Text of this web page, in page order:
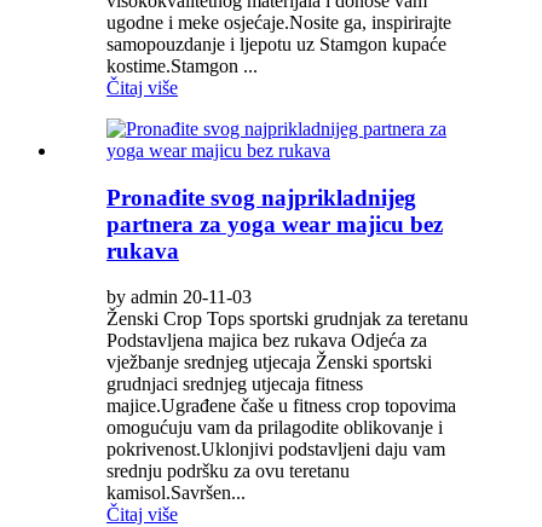
ugodne i meke osjećaje.Nosite ga, inspirirajte
samopouzdanje i ljepotu uz Stamgon kupaće
kostime.Stamgon ...
Čitaj više
Pronađite svog najprikladnijeg
partnera za yoga wear majicu bez
rukava
by admin 20-11-03
Ženski Crop Tops sportski grudnjak za teretanu
Podstavljena majica bez rukava Odjeća za
vježbanje srednjeg utjecaja Ženski sportski
grudnjaci srednjeg utjecaja fitness
majice.Ugrađene čaše u fitness crop topovima
omogućuju vam da prilagodite oblikovanje i
pokrivenost.Uklonjivi podstavljeni daju vam
srednju podršku za ovu teretanu
kamisol.Savršen...
Čitaj više